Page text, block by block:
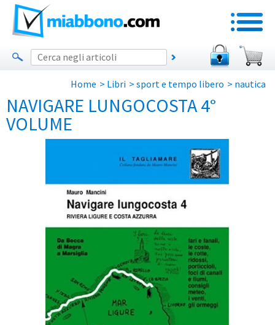
Home > Libri > sport e tempo libero > nautica
NAVIGARE LUNGOCOSTA 4°
VOLUME